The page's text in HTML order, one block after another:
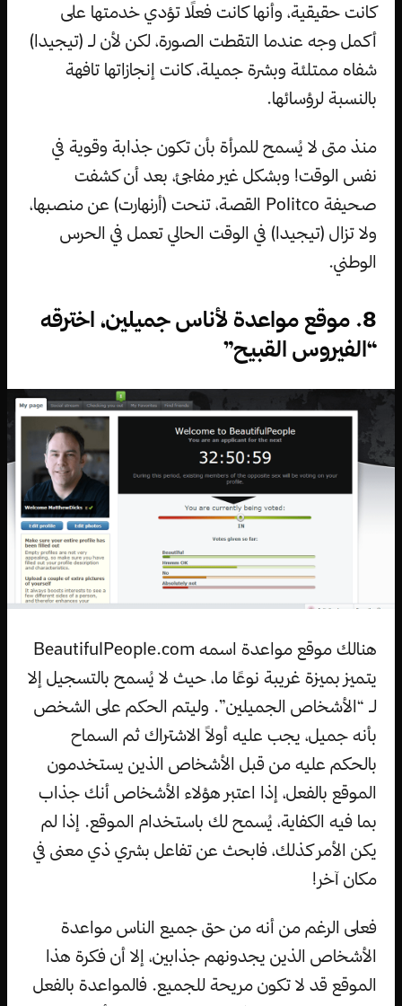
كانت حقيقية، وأنها كانت فعلًا تؤدي خدمتها على
أكمل وجه عندما التقطت الصورة، لكن لأن لـ (تيجيدا)
شفاه ممتلئة وبشرة جميلة، كانت إنجازاتها تافهة
بالنسبة لرؤسائها.
منذ متى لا يُسمح للمرأة بأن تكون جذابة وقوية في
نفس الوقت! وبشكل غير مفاجئ، بعد أن كشفت
صحيفة Politco القصة، تنحت (أرنهارت) عن منصبها،
ولا تزال (تيجيدا) في الوقت الحالي تعمل في الحرس
الوطني.
8. موقع مواعدة لأناس جميلين، اخترقه
“الفيروس القبيح”
هنالك موقع مواعدة اسمه BeautifulPeople.com
يتميز بميزة غريبة نوعًا ما، حيث لا يُسمح بالتسجيل إلا
لـ “الأشخاص الجميلين”. وليتم الحكم على الشخص
بأنه جميل، يجب عليه أولاً الاشتراك ثم السماح
بالحكم عليه من قبل الأشخاص الذين يستخدمون
الموقع بالفعل، إذا اعتبر هؤلاء الأشخاص أنك جذاب
بما فيه الكفاية، يُسمح لك باستخدام الموقع. إذا لم
يكن الأمر كذلك، فابحث عن تفاعل بشري ذي معنى في
مكان آخر!
فعلى الرغم من أنه من حق جميع الناس مواعدة
الأشخاص الذين يجدونهم جذابين، إلا أن فكرة هذا
الموقع قد لا تكون مريحة للجميع. فالمواعدة بالفعل